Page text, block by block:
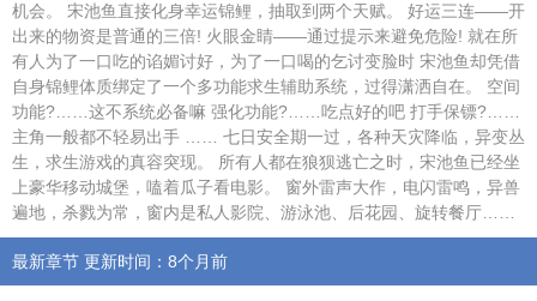
机会。 宋池鱼直接化身幸运锦鲤，抽取到两个天赋。 好运三连——开
出来的物资是普通的三倍! 火眼金睛——通过提示来避免危险! 就在所
有人为了一口吃的谄媚讨好，为了一口喝的乞讨变脸时 宋池鱼却凭借
自身锦鲤体质绑定了一个多功能求生辅助系统，过得潇洒自在。 空间
功能?……这不系统必备嘛 强化功能?……吃点好的吧 打手保镖?……
主角一般都不轻易出手 …… 七日安全期一过，各种天灾降临，异变丛
生，求生游戏的真容突现。 所有人都在狼狈逃亡之时，宋池鱼已经坐
上豪华移动城堡，嗑着瓜子看电影。 窗外雷声大作，电闪雷鸣，异兽
遍地，杀戮为常，窗内是私人影院、游泳池、后花园、旋转餐厅……
最新章节 更新时间：8个月前